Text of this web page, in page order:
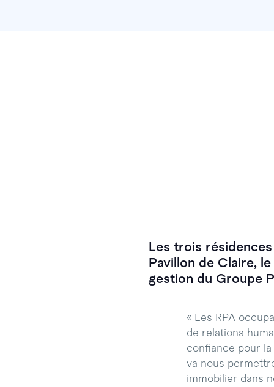
Les trois
Pavillon de Claire,
gestion du Groupe
« Les RPA
de relations
confiance pour
va nous
immobilier dans